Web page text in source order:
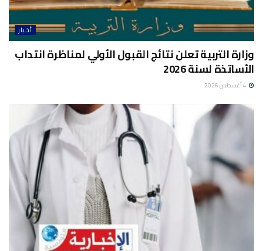
أخبار
وزارة التربية تعلن نتائج القبول الأولي لمناظرة انتداب
الأساتذة لسنة 2026